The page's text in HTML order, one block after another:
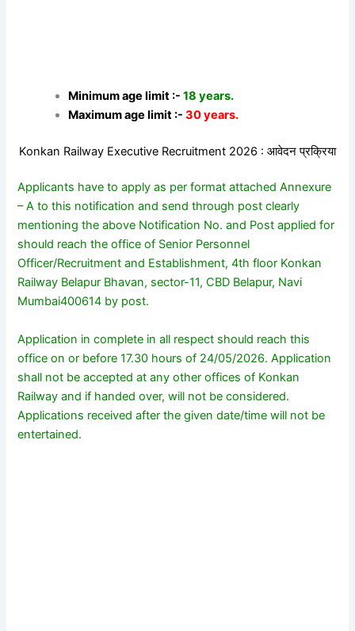
Minimum age limit :- 18 years.
Maximum age limit :-30 years.
Konkan Railway Executive Recruitment 2026 : आवेदन प्रक्रिया
Applicants have to apply as per format attached Annexure
– A to this notification and send through post clearly
mentioning the above Notification No. and Post applied for
should reach the office of Senior Personnel
Officer/Recruitment and Establishment, 4th floor Konkan
Railway Belapur Bhavan, sector-11, CBD Belapur, Navi
Mumbai400614 by post.
Application in complete in all respect should reach this
office on or before 17.30 hours of 24/05/2026. Application
shall not be accepted at any other offices of Konkan
Railway and if handed over, will not be considered.
Applications received after the given date/time will not be
entertained.